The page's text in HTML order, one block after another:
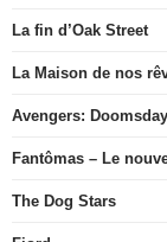
La fin d’Oak Street
La Maison de nos
Avengers: Doomsday
Fantômas – Le
The Dog Stars